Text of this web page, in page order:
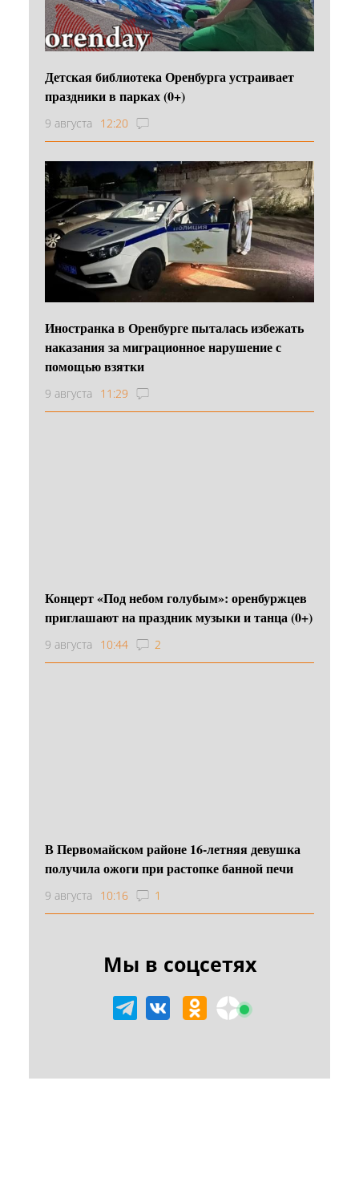
Детская библиотека Оренбурга устраивает
праздники в парках (0+)
9 августа 12:20
Иностранка в Оренбурге пыталась избежать
наказания за миграционное нарушение с
помощью взятки
9 августа 11:29
Концерт «Под небом голубым»: оренбуржцев
приглашают на праздник музыки и танца (0+)
9 августа 10:44 2
В Первомайском районе 16‑летняя девушка
получила ожоги при растопке банной печи
9 августа 10:16 1
Мы в соцсетях